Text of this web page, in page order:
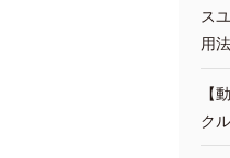
ス
用
【
ク